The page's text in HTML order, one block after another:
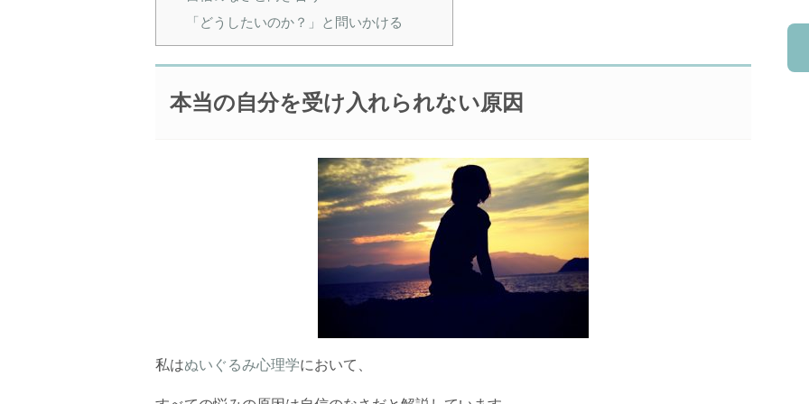
「どうしたいのか？」と問いかける
本当の自分を受け入れられない原因
私はぬいぐるみ心理学において、